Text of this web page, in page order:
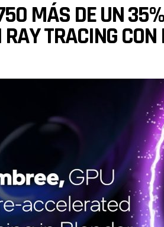
MÁS DE UN
TRACING